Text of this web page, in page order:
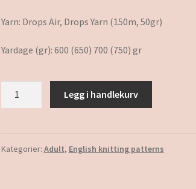
Yarn: Drops Air, Drops Yarn (150m, 50gr)
Yardage (gr): 600 (650) 700 (750) gr
Legg i handlekurv
Kategorier: Adult, English knitting patterns